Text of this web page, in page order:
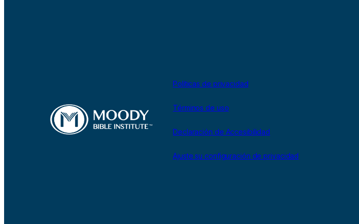
Políticas de privacidad
Términos de uso
Declaración de Accesibilidad
Ajuste su configuración de privacidad